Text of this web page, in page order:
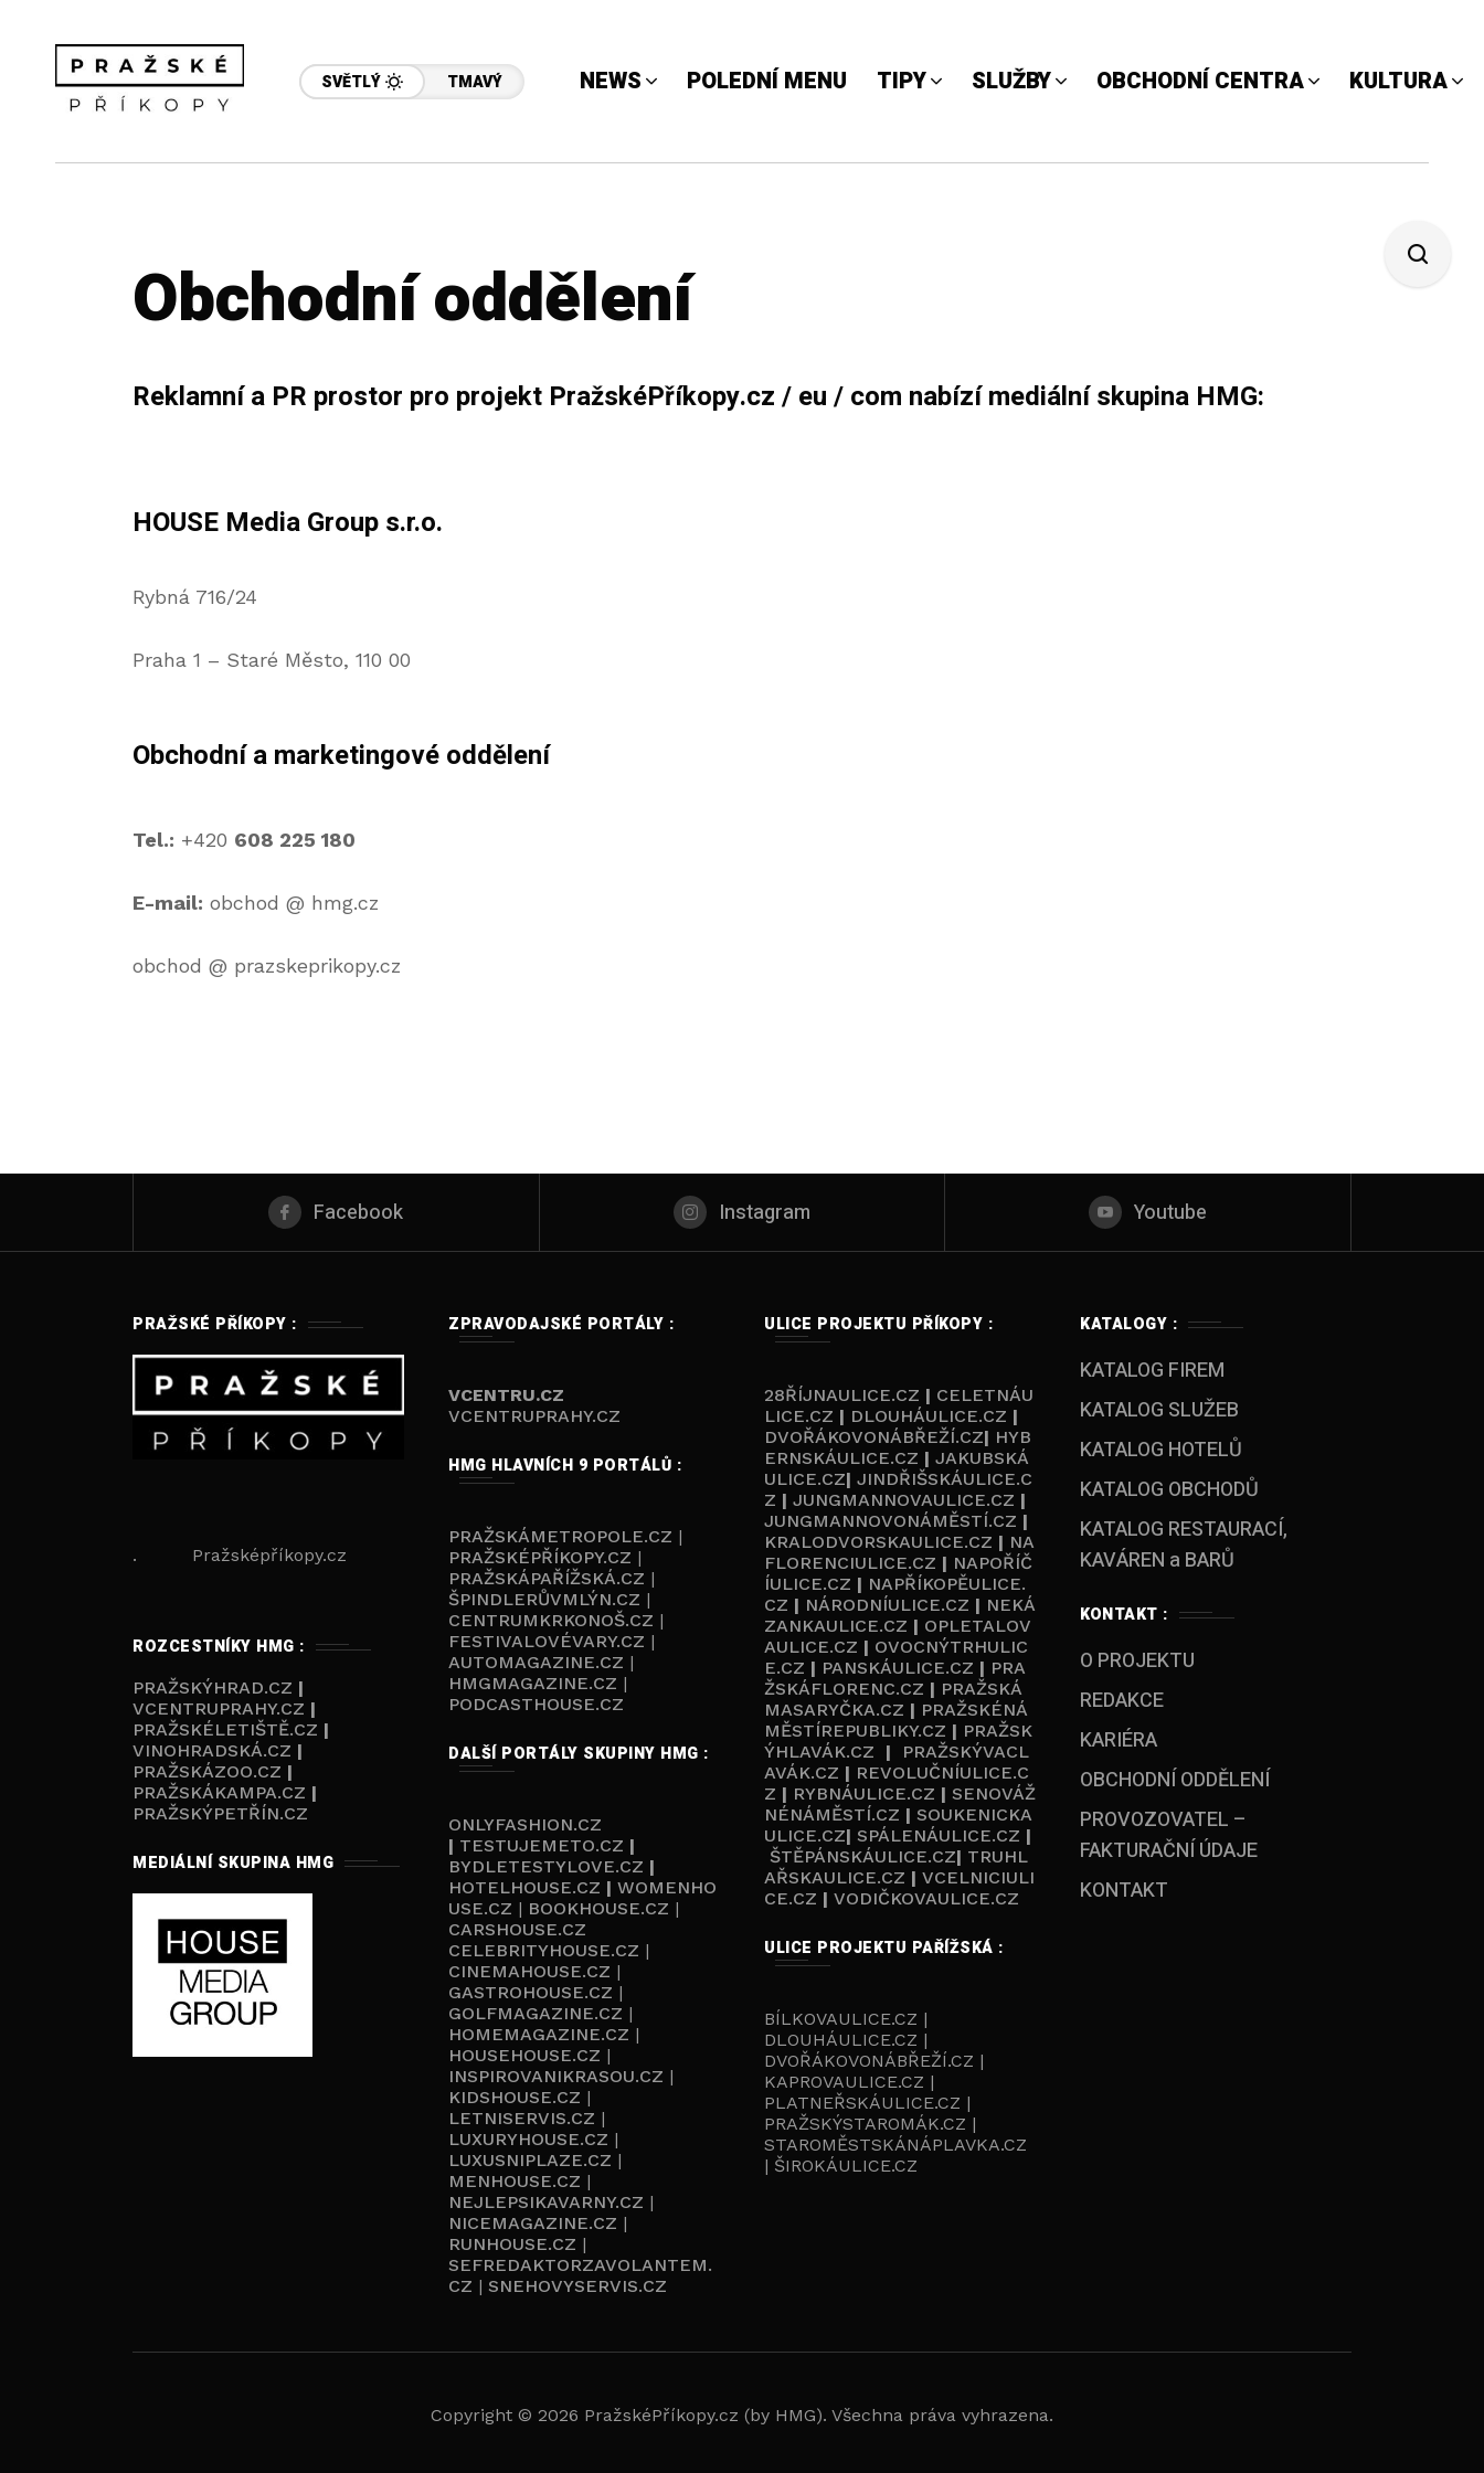
SVĚTLÝ TMAVÝ NEWS POLEDNÍ MENU TIPY SLUŽBY OBCHODNÍ CENTRA KULTURA
Obchodní oddělení
Reklamní a PR prostor pro projekt PražskéPříkopy.cz / eu / com nabízí mediální skupina HMG:
HOUSE Media Group s.r.o.
Rybná 716/24
Praha 1 – Staré Město, 110 00
Obchodní a marketingové oddělení
Tel.: +420 608 225 180
E-mail: obchod @ hmg.cz
obchod @ prazskeprikopy.cz
Facebook Instagram Youtube
PRAŽSKÉ PŘÍKOPY :
. Pražsképříkopy.cz
ROZCESTNÍKY HMG :
PRAŽSKÝHRAD.CZ |
VCENTRUPRAHY.CZ |
PRAŽSKÉLETIŠTĚ.CZ |
VINOHRADSKÁ.CZ |
PRAŽSKÁZOO.CZ |
PRAŽSKÁKAMPA.CZ |
PRAŽSKÝPETŘÍN.CZ
MEDIÁLNÍ SKUPINA HMG
ZPRAVODAJSKÉ PORTÁLY :
VCENTRU.CZ
VCENTRUPRAHY.CZ
HMG HLAVNÍCH 9 PORTÁLŮ :
PRAŽSKÁMETROPOLE.CZ |
PRAŽSKÉPŘÍKOPY.CZ |
PRAŽSKÁPAŘÍŽSKÁ.CZ |
ŠPINDLERŮVMLÝN.CZ |
CENTRUMKRKONOŠ.CZ |
FESTIVALOVÉVARY.CZ |
AUTOMAGAZINE.CZ |
HMGMAGAZINE.CZ |
PODCASTHOUSE.CZ
DALŠÍ PORTÁLY SKUPINY HMG :
ONLYFASHION.CZ
| TESTUJEMETO.CZ |
BYDLETESTYLOVE.CZ |
HOTELHOUSE.CZ | WOMENHO
USE.CZ | BOOKHOUSE.CZ |
CARSHOUSE.CZ
CELEBRITYHOUSE.CZ |
CINEMAHOUSE.CZ |
GASTROHOUSE.CZ |
GOLFMAGAZINE.CZ |
HOMEMAGAZINE.CZ |
HOUSEHOUSE.CZ |
INSPIROVANIKRASOU.CZ |
KIDSHOUSE.CZ |
LETNISERVIS.CZ |
LUXURYHOUSE.CZ |
LUXUSNIPLAZE.CZ |
MENHOUSE.CZ |
NEJLEPSIKAVARNY.CZ |
NICEMAGAZINE.CZ |
RUNHOUSE.CZ |
SEFREDAKTORZAVOLANTEM.
CZ | SNEHOVYSERVIS.CZ
ULICE PROJEKTU PŘÍKOPY :
28ŘÍJNAULICE.CZ | CELETNÁU
LICE.CZ | DLOUHÁULICE.CZ |
DVOŘÁKOVONÁBŘEŽÍ.CZ| HYB
ERNSKÁULICE.CZ | JAKUBSKÁ
ULICE.CZ| JINDŘIŠSKÁULICE.C
Z | JUNGMANNOVAULICE.CZ |
JUNGMANNOVONÁMĚSTÍ.CZ |
KRALODVORSKAULICE.CZ | NA
FLORENCIULICE.CZ | NAPOŘÍČ
ÍULICE.CZ | NAPŘÍKOPĚULICE.
CZ | NÁRODNÍULICE.CZ | NEKÁ
ZANKAULICE.CZ | OPLETALOV
AULICE.CZ | OVOCNÝTRHULIC
E.CZ | PANSKÁULICE.CZ | PRA
ŽSKÁFLORENC.CZ | PRAŽSKÁ
MASARYČKA.CZ | PRAŽSKÉNÁ
MĚSTÍREPUBLIKY.CZ | PRAŽSK
ÝHLAVÁK.CZ
|
PRAŽSKÝVACL
AVÁK.CZ | REVOLUČNÍULICE.C
Z | RYBNÁULICE.CZ | SENOVÁŽ
NÉNÁMĚSTÍ.CZ | SOUKENICKA
ULICE.CZ| SPÁLENÁULICE.CZ |
ŠTĚPÁNSKÁULICE.CZ| TRUHL
AŘSKAULICE.CZ | VCELNICIULI
CE.CZ | VODIČKOVAULICE.CZ
ULICE PROJEKTU PAŘÍŽSKÁ :
BÍLKOVAULICE.CZ |
DLOUHÁULICE.CZ |
DVOŘÁKOVONÁBŘEŽÍ.CZ |
KAPROVAULICE.CZ |
PLATNEŘSKÁULICE.CZ |
PRAŽSKÝSTAROMÁK.CZ |
STAROMĚSTSKÁNÁPLAVKA.CZ
| ŠIROKÁULICE.CZ
KATALOGY :
KATALOG FIREM
KATALOG SLUŽEB
KATALOG HOTELŮ
KATALOG OBCHODŮ
KATALOG RESTAURACÍ,
KAVÁREN a BARŮ
KONTAKT :
O PROJEKTU
REDAKCE
KARIÉRA
OBCHODNÍ ODDĚLENÍ
PROVOZOVATEL –
FAKTURAČNÍ ÚDAJE
KONTAKT
Copyright © 2026 PražskéPříkopy.cz (by HMG). Všechna práva vyhrazena.